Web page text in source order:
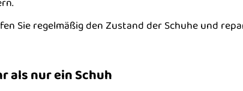
Sie regelmäßig den Zustand der Schuhe und
als nur ein Schuh